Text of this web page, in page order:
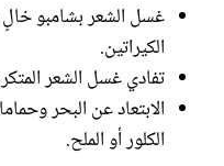
غسل الشعر بشامبو خالٍ
الكيراتين.
تفادي غسل الشعر
الابتعاد عن البحر
الكلور أو الملح.